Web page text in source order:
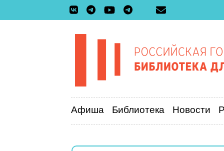
Афиша Библиотека Новости